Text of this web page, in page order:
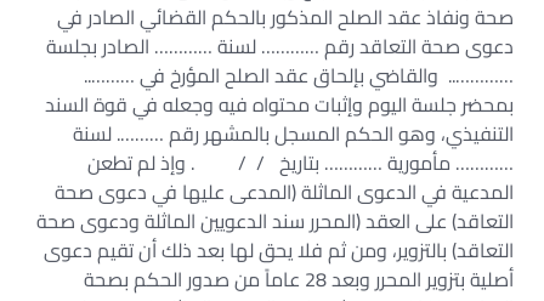
صحة ونفاذ عقد الصلح المذكور بالحكم القضائي الصادر في
دعوى صحة التعاقد رقم ………… لسنة ………… الصادر بجلسة
………….. والقاضي بإلحاق عقد الصلح المؤرخ في ………..
بمحضر جلسة اليوم وإثبات محتواه فيه وجعله في قوة السند
التنفيذي، وهو الحكم المسجل بالمشهر رقم ………. لسنة
………… مأمورية ………… بتاريخ / / . وإذ لم تطعن
المدعية في الدعوى الماثلة (المدعى عليها في دعوى صحة
التعاقد) على العقد (المحرر سند الدعويين الماثلة ودعوى صحة
التعاقد) بالتزوير، ومن ثم فلا يحق لها بعد ذلك أن تقيم دعوى
أصلية بتزوير المحرر وبعد 28 عاماً من صدور الحكم بصحة